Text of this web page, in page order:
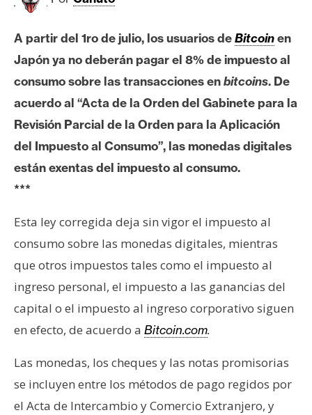
d
o
s
B
t
c
n
E
t
h
e
e
m
A partir del 1ro de julio, los usuarios deBitcoinen
Japón ya no deberán pagar el 8% de impuesto al
consumo sobre las transacciones enbitcoins. De
acuerdo al “Acta de la Orden del Gabinete para la
Revisión Parcial de la Orden para la Aplicación
del Impuesto al Consumo”, las monedas digitales
están exentas del impuesto al consumo.
***
Esta ley corregida deja sin vigor el impuesto al
consumo sobre las monedas digitales, mientras
que otros impuestos tales como el impuesto al
ingreso personal, el impuesto a las ganancias del
capital o el impuesto al ingreso corporativo siguen
en efecto, de acuerdo a Bitcoin.com.
Las monedas, los cheques y las notas promisorias
se incluyen entre los métodos de pago regidos por
el Acta de Intercambio y Comercio Extranjero, y